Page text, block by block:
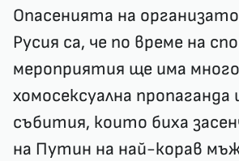
Опасенията на
Русия са, че по време на
мероприятия ще има
хомосексуална пропаганда
събития, които биха
на Путин на най-корав